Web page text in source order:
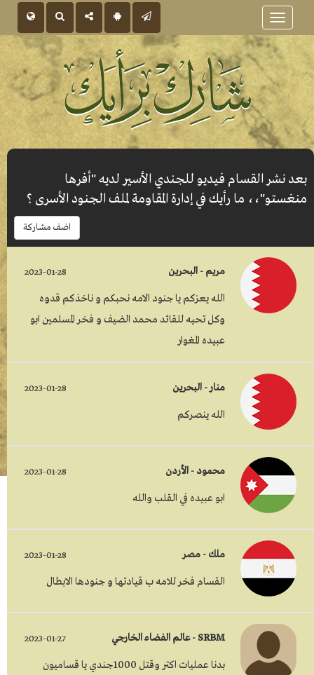
Toggle
navigation
بعد نشر القسام فيديو للجندي الأسير لديه "أفرها
منغستو"،، ما رأيك في إدارة المقاومة لملف الجنود الأسرى ؟
اضف مشاركة
مريم - البحرين 2023-01-28
الله يعزكم يا جنود الامه نحبكم و ناخذكم قدوه
وكل تحيه للقائد محمد الضيف و فخر المسلمين ابو
عبيده المغوار
منار - البحرين 2023-01-28
الله ينصركم
محمود - الأردن 2023-01-28
ابو عبيده في القلب والله
ملك - مصر 2023-01-28
القسام فخر للامه ب قيادتها و جنودها الابطال
SRBM - عالم الفضاء الخارجي 2023-01-27
بدنا عمليات اكتر وقتل 1000جندي يا قساميون